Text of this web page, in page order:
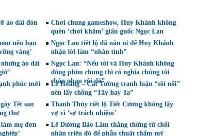
áo dài đón
Chơi chung gameshow, Huy Khánh không
quên ‘chơi khăm’ giấu guốc Ngọc Lan
nếu bạn
vàng’
Ngọc Lan tiết lộ đã năn nỉ để Huy Khánh
nhận lời làm “nhân tình”
áo dài
Ngọc Lan: “Nếu tôi và Huy Khánh không
đóng phim chung thì có nghĩa chúng tôi
chán nhau rồi đó”
phúc mới
Lê Hoàng – Cát Tường tranh luận “sôi nổi”
nên lấy chồng “Tây hay Ta”
Tết sau
thư
Thanh Thủy tiết lộ Tiết Cương không lấy
vợ vì ‘sợ trách nhiệm’
mẹ đơn
Lê Dương Bảo Lâm thẳng thừng từ chối
nhận triệu đô để phẫu thuật thẩm mỹ